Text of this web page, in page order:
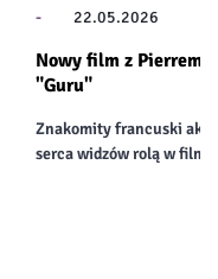
- 22.05.2026
Nowy film z Pierrem
"Guru"
Znakomity francuski
serca widzów rolą w